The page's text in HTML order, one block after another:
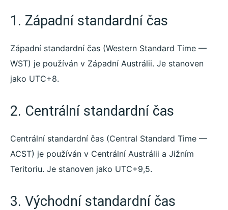
1. Západní standardní čas
Západní standardní čas (Western Standard Time —
WST) je používán v Západní Austrálii. Je stanoven
jako UTC+8.
2. Centrální standardní čas
Centrální standardní čas (Central Standard Time —
ACST) je používán v Centrální Austrálii a Jižním
Teritoriu. Je stanoven jako UTC+9,5.
3. Východní standardní čas